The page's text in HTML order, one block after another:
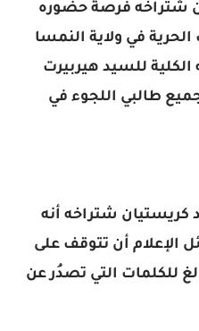
شتراخه فرصة حضوره
في ولاية النمسا
للسيد هيربيرت
طالبي اللجوء في
كريستيان شتراخه أنه
الإعلام أن تتوقف على
للكلمات التي تصدُر عن